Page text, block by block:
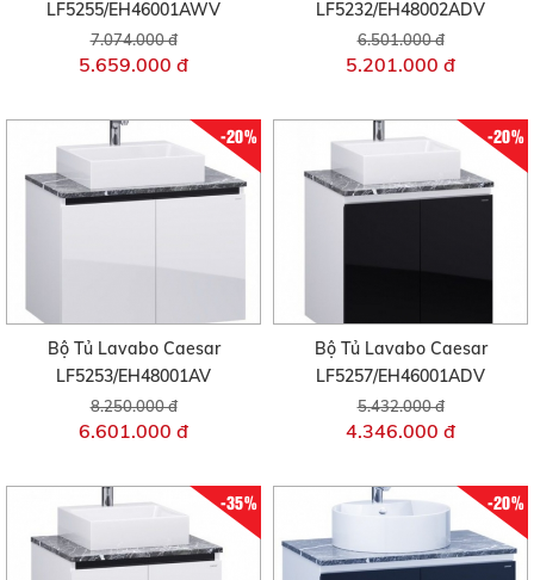
LF5255/EH46001AWV
7.074.000 đ
5.659.000 đ
LF5232/EH48002ADV
6.501.000 đ
5.201.000 đ
-20%
Bộ Tủ Lavabo Caesar
LF5253/EH48001AV
8.250.000 đ
6.601.000 đ
-20%
Bộ Tủ Lavabo Caesar
LF5257/EH46001ADV
5.432.000 đ
4.346.000 đ
-35% -20%